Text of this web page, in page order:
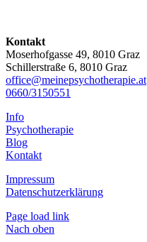
Kontakt
Moserhofgasse 49, 8010 Graz
Schillerstraße 6, 8010 Graz
office@meinepsychotherapie.at
0660/3150551
Info
Psychotherapie
Blog
Kontakt
Impressum
Datenschutzerklärung
Page load link
Nach oben